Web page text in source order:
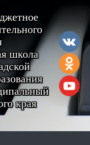
школа
края